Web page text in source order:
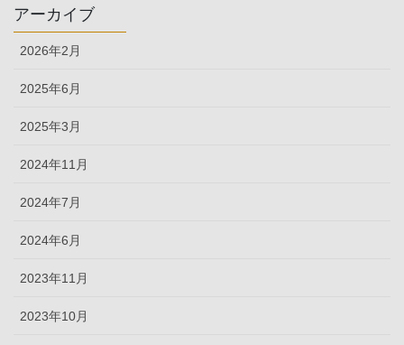
アーカイブ
2026年2月
2025年6月
2025年3月
2024年11月
2024年7月
2024年6月
2023年11月
2023年10月